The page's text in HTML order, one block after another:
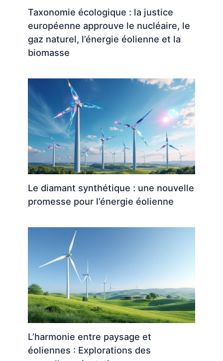
Taxonomie écologique : la justice
européenne approuve le nucléaire, le
gaz naturel, l’énergie éolienne et la
biomasse
Le diamant synthétique : une nouvelle
promesse pour l’énergie éolienne
L’harmonie entre paysage et
éoliennes : Explorations des